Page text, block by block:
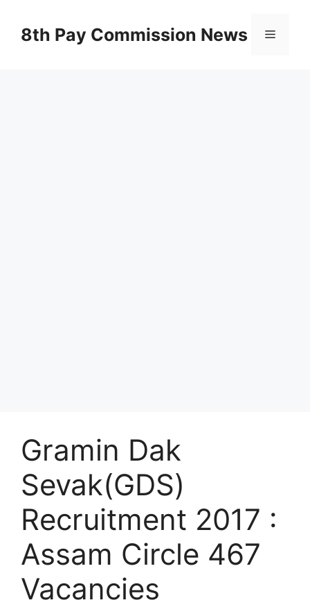
content8th Pay Commission News Menu
Gramin Dak
Sevak(GDS)
Recruitment 2017 :
Assam Circle 467
Vacancies